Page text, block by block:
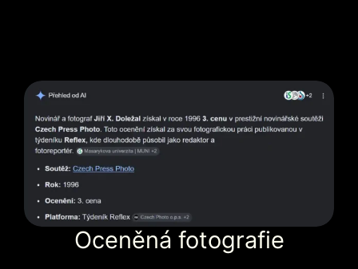
Oceněná fotografie